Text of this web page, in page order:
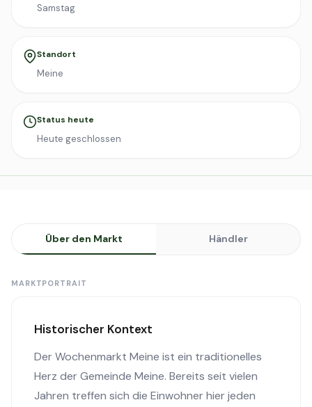
Samstag
Standort
Meine
Status heute
Heute geschlossen
Über den Markt Händler
MARKTPORTRAIT
Historischer Kontext
Der Wochenmarkt Meine ist ein traditionelles
Herz der Gemeinde Meine. Bereits seit vielen
Jahren treffen sich die Einwohner hier jeden